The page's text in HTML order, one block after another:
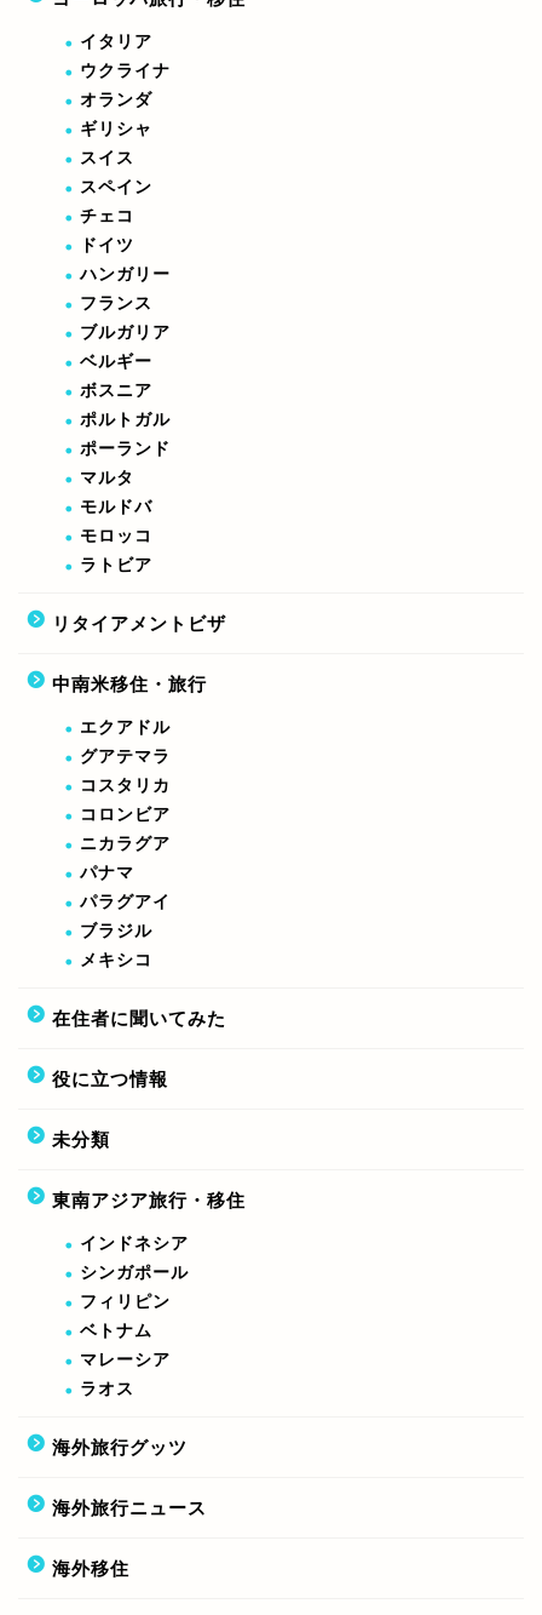
イタリア
ウクライナ
オランダ
ギリシャ
スイス
スペイン
チェコ
ドイツ
ハンガリー
フランス
ブルガリア
ベルギー
ボスニア
ポルトガル
ポーランド
マルタ
モルドバ
モロッコ
ラトビア
リタイアメントビザ
中南米移住・旅行
エクアドル
グアテマラ
コスタリカ
コロンビア
ニカラグア
パナマ
パラグアイ
ブラジル
メキシコ
在住者に聞いてみた
役に立つ情報
未分類
東南アジア旅行・移住
インドネシア
シンガポール
フィリピン
ベトナム
マレーシア
ラオス
海外旅行グッツ
海外旅行ニュース
海外移住